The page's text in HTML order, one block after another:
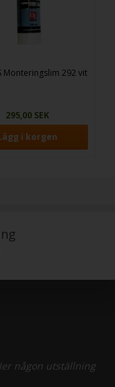
Monteringslim 292 vit
295,00 SEK
någon utställning